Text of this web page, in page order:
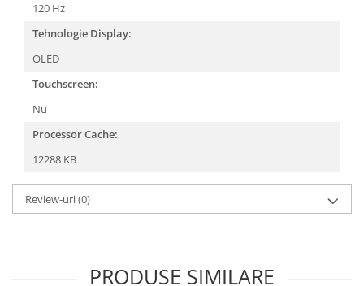
120 Hz
Tehnologie Display:
OLED
Touchscreen:
Nu
Processor Cache:
12288 KB
Review-uri(0)
PRODUSE SIMILARE